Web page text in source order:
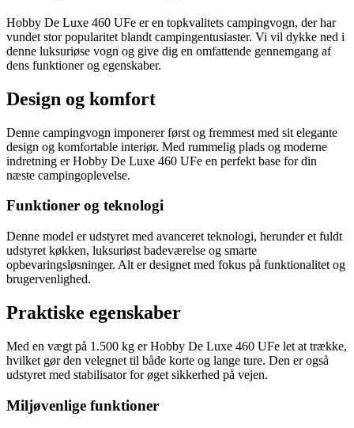
Hobby De Luxe 460 UFe er en topkvalitets campingvogn, der har
vundet stor popularitet blandt campingentusiaster. Vi vil dykke ned i
denne luksuriøse vogn og give dig en omfattende gennemgang af
dens funktioner og egenskaber.
Design og komfort
Denne campingvogn imponerer først og fremmest med sit elegante
design og komfortable interiør. Med rummelig plads og moderne
indretning er Hobby De Luxe 460 UFe en perfekt base for din
næste campingoplevelse.
Funktioner og teknologi
Denne model er udstyret med avanceret teknologi, herunder et fuldt
udstyret køkken, luksuriøst badeværelse og smarte
opbevaringsløsninger. Alt er designet med fokus på funktionalitet og
brugervenlighed.
Praktiske egenskaber
Med en vægt på 1.500 kg er Hobby De Luxe 460 UFe let at trække,
hvilket gør den velegnet til både korte og lange ture. Den er også
udstyret med stabilisator for øget sikkerhed på vejen.
Miljøvenlige funktioner